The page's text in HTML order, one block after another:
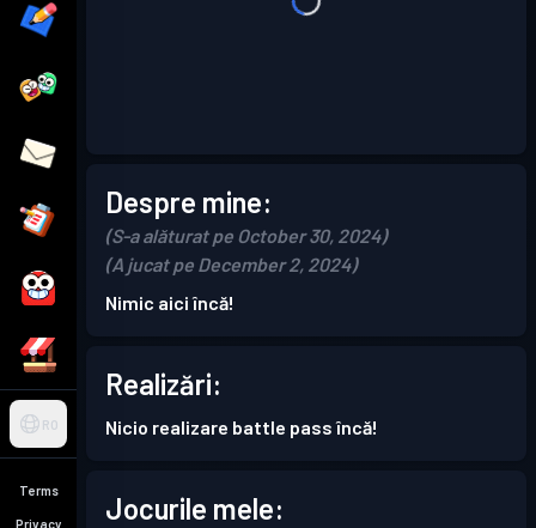
RO
Terms
Privacy
Despre mine:
(S-a alăturat pe October 30, 2024)
(A jucat pe December 2, 2024)
Nimic aici încă!
Realizări:
Nicio realizare battle pass încă!
Jocurile mele: